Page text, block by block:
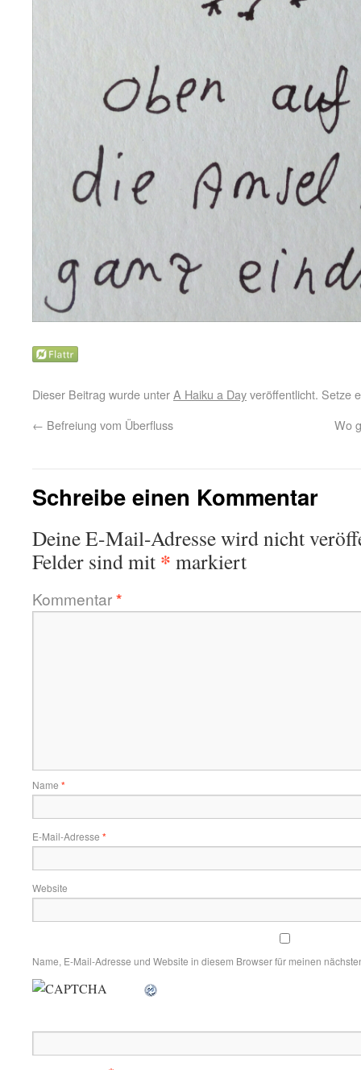
Dieser Beitrag wurde unterA Haiku a Dayveröffentlicht. Setze
← Befreiung vom Überfluss Wo
Schreibe einen Kommentar
Deine E-Mail-Adresse wird nicht
Felder sind mit * markiert
Kommentar*
Name *
E-Mail-Adresse *
Website
Name, E-Mail-Adresse und Website in diesem Browser für meinen